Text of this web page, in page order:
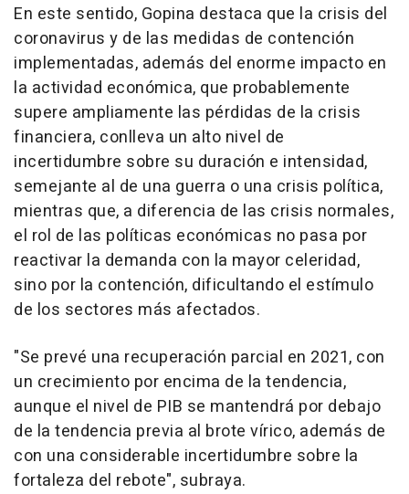
En este sentido, Gopina destaca que la crisis del
coronavirus y de las medidas de contención
implementadas, además del enorme impacto en
la actividad económica, que probablemente
supere ampliamente las pérdidas de la crisis
financiera, conlleva un alto nivel de
incertidumbre sobre su duración e intensidad,
semejante al de una guerra o una crisis política,
mientras que, a diferencia de las crisis normales,
el rol de las políticas económicas no pasa por
reactivar la demanda con la mayor celeridad,
sino por la contención, dificultando el estímulo
de los sectores más afectados.
"Se prevé una recuperación parcial en 2021, con
un crecimiento por encima de la tendencia,
aunque el nivel de PIB se mantendrá por debajo
de la tendencia previa al brote vírico, además de
con una considerable incertidumbre sobre la
fortaleza del rebote", subraya.